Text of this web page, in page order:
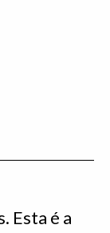
Esta é a